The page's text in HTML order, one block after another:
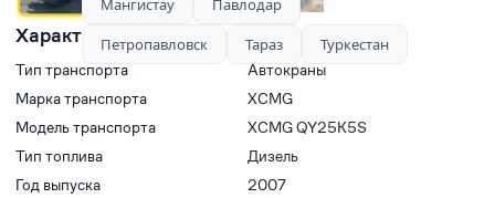
Характеристики
Тип транспорта
Автокраны
Марка транспорта
XCMG
Модель транспорта
XCMG QY25K5S
Тип топлива
Дизель
Год выпуска
2007
Петропавловск
Тараз Туркестан